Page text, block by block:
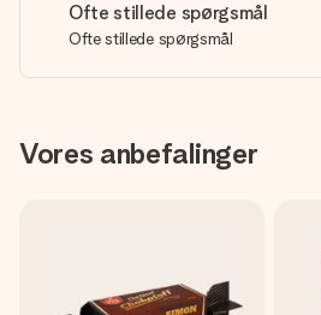
Ofte stillede spørgsmål
Ofte stillede spørgsmål
Vores anbefalinger